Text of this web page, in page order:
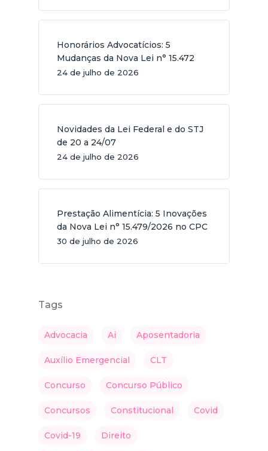
Honorários Advocatícios: 5
Mudanças da Nova Lei n° 15.472
24 de julho de 2026
Novidades da Lei Federal e do STJ
de 20 a 24/07
24 de julho de 2026
Prestação Alimentícia: 5 Inovações
da Nova Lei n° 15.479/2026 no CPC
30 de julho de 2026
Tags
Advocacia Ai Aposentadoria
Auxílio Emergencial CLT
Concurso Concurso Público
Concursos Constitucional Covid
Covid-19 Direito